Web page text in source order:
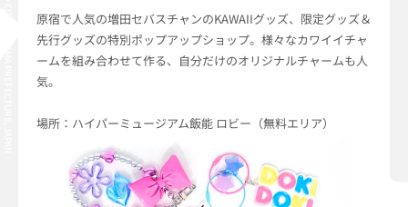
原宿で人気の増田セバスチャンのKAWAIIグッズ、限定グッズ＆
先行グッズの特別ポップアップショップ。様々なカワイイチャ
ームを組み合わせて作る、自分だけのオリジナルチャームも人
気。
場所：ハイパーミュージアム飯能 ロビー（無料エリア）